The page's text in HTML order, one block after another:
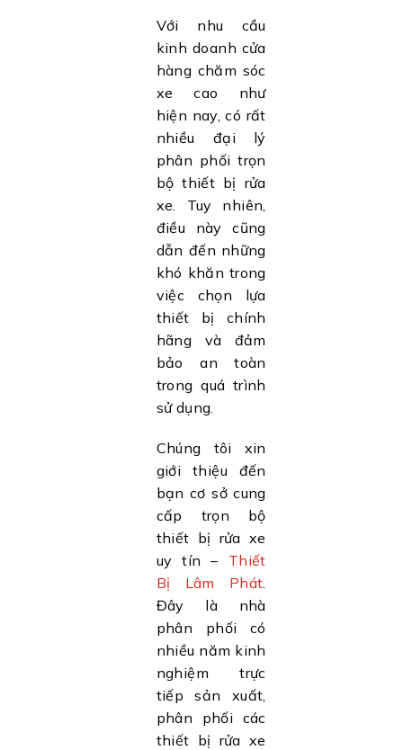
Với nhu cầu
kinh doanh cửa
hàng chăm sóc
xe cao như
hiện nay, có rất
nhiều đại lý
phân phối trọn
bộ thiết bị rửa
xe. Tuy nhiên,
điều này cũng
dẫn đến những
khó khăn trong
việc chọn lựa
thiết bị chính
hãng và đảm
bảo an toàn
trong quá trình
sử dụng.
Chúng tôi xin
giới thiệu đến
bạn cơ sở cung
cấp trọn bộ
thiết bị rửa xe
uy tín – Thiết
Bị Lâm Phát
Đây là nhà
phân phối có
nhiều năm kinh
nghiệm trực
tiếp sản xuất,
phân phối các
thiết bị rửa xe